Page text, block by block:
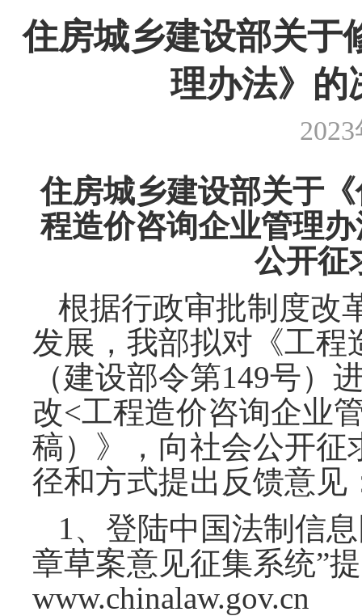
住房城乡建设部关于
理办法》的
住房城乡建设部关于
程造价咨询企业管理
公开征
根据行政审批制度改
发展，我部拟对《工程
（建设部令第149号）
改<工程造价咨询企业
稿）》，向社会公开征
径和方式提出反馈意见
1、登陆中国法制信
章草案意见征集系统”
www.chinalaw.gov.cn